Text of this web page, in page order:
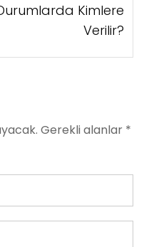
Kimlere
Verilir?
Gerekli alanlar *